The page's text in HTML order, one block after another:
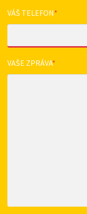
VÁŠ TELEFON*
VAŠE ZPRÁVA*